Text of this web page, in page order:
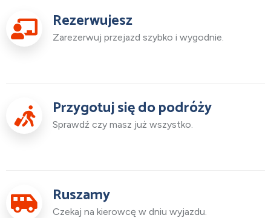
Rezerwujesz
Zarezerwuj przejazd szybko i wygodnie.
Przygotuj się do podróży
Sprawdź czy masz już wszystko.
Ruszamy
Czekaj na kierowcę w dniu wyjazdu.